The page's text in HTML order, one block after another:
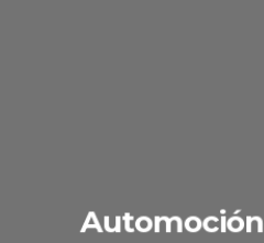
Automoción